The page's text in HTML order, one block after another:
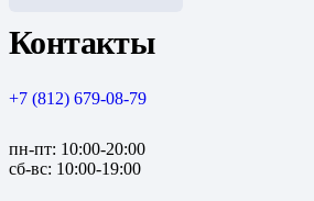
Контакты
+7 (812) 679-08-79
пн-пт: 10:00-20:00
сб-вс: 10:00-19:00